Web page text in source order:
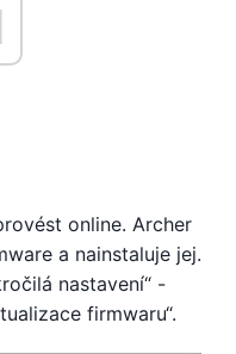
online. Archer
a nainstaluje jej.
nastavení“ -
firmwaru“.